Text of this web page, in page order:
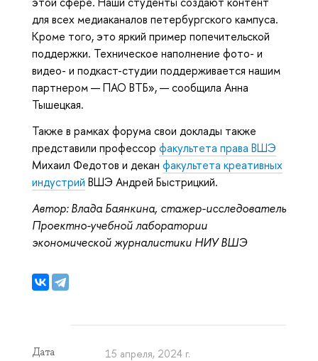
для всех медиаканалов петербургского кампуса.
Кроме того, это яркий пример попечительской
поддержки. Техническое наполнение фото- и
видео- и подкаст-студии поддерживается нашим
партнером — ПАО ВТБ», — сообщила Анна
Тышецкая.
Также в рамках форума свои доклады также
представили профессор факультета права ВШЭ
Михаил Федотов и декан факультета креативных
индустрий ВШЭ Андрей Быстрицкий.
Автор: Влада Баянкина, стажер-исследователь
Проектно-учебной лаборатории
экономической журналистики НИУ ВШЭ
Дата 15 апреля, 2024 г.